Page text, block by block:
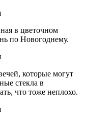
в цветочном
по Новогоднему.
которые могут
стекла в
что тоже неплохо.